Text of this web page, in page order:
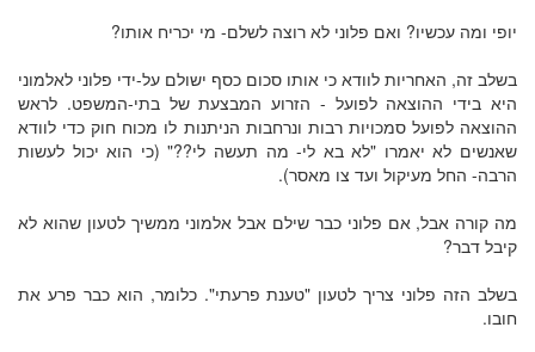
יופי ומה עכשיו? ואם פלוני לא רוצה לשלם- מי יכריח אותו?
בשלב זה, האחריות לוודא כי אותו סכום כסף ישולם על-ידי פלוני לאלמוני
היא בידי ההוצאה לפועל - הזרוע המבצעת של בתי-המשפט. לראש
ההוצאה לפועל סמכויות רבות ונרחבות הניתנות לו מכוח חוק כדי לוודא
שאנשים לא יאמרו "לא בא לי- מה תעשה לי??" (כי הוא יכול לעשות
הרבה- החל מעיקול ועד צו מאסר).
מה קורה אבל, אם פלוני כבר שילם אבל אלמוני ממשיך לטעון שהוא לא
קיבל דבר?
בשלב הזה פלוני צריך לטעון "טענת פרעתי". כלומר, הוא כבר פרע את
חובו.